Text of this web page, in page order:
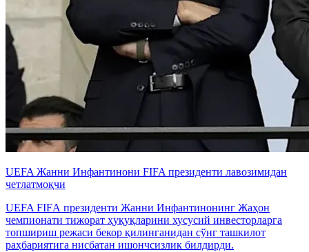
UEFA Жанни Инфантинони FIFA президенти лавозимидан
четлатмоқчи
UEFA FIFА президенти Жанни Инфантинонинг Жаҳон
чемпионати тижорат ҳуқуқларини хусусий инвесторларга
топшириш режаси бекор қилинганидан сўнг ташкилот
раҳбариятига нисбатан ишончсизлик билдирди.